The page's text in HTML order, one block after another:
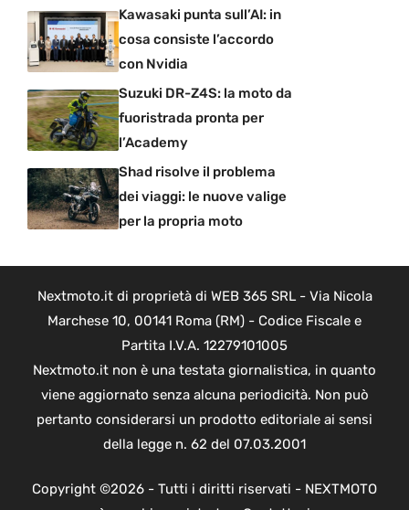
Kawasaki punta sull’AI: in
cosa consiste l’accordo
con Nvidia
Suzuki DR-Z4S: la moto da
fuoristrada pronta per
l’Academy
Shad risolve il problema
dei viaggi: le nuove valige
per la propria moto
Nextmoto.it di proprietà di WEB 365 SRL - Via Nicola
Marchese 10, 00141 Roma (RM) - Codice Fiscale e
Partita I.V.A. 12279101005
Nextmoto.it non è una testata giornalistica, in quanto
viene aggiornato senza alcuna periodicità. Non può
pertanto considerarsi un prodotto editoriale ai sensi
della legge n. 62 del 07.03.2001
Copyright ©2026 - Tutti i diritti riservati - NEXTMOTO